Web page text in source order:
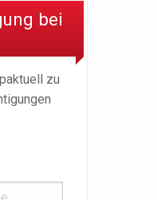
bei
zu